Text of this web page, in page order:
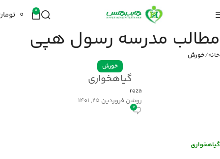
0 ۰
مطالب مدرسه رسول هپی
خانه خورش
خورش
گیاهخواری
reza
روشن فروردین 25, 1401
0
گیاهخواری